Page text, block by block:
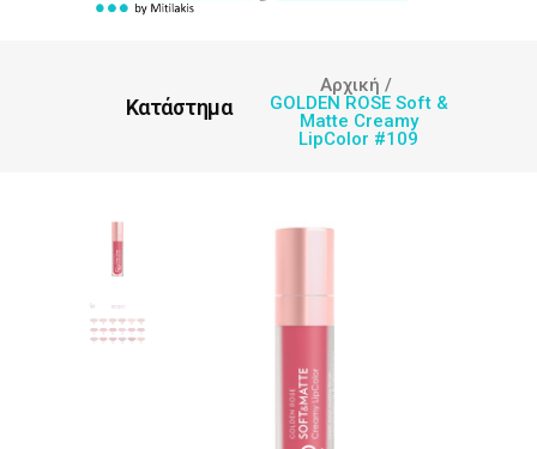
Κατάστημα
Αρχική /
GOLDEN ROSE Soft &
Matte Creamy
LipColor #109